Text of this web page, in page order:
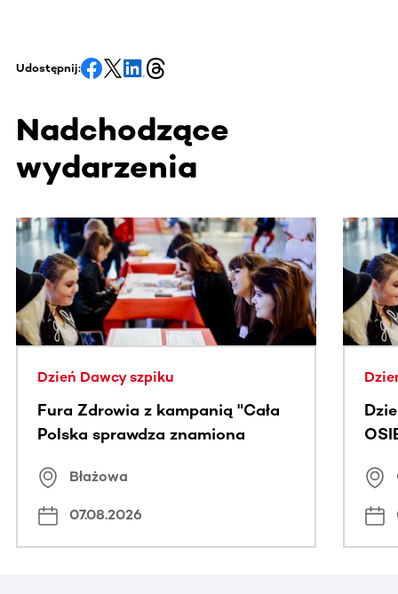
Udostępnij:
Nadchodzące
wydarzenia
Ta sekcja zawiera treści przewijane w poziomie. Użyj
Dzień Dawcy szpiku
Fura Zdrowia z kampanią "Cała
Polska sprawdza znamiona
Błażowa
07.08.2026